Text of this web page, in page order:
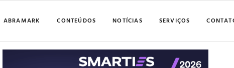
ABRAMARK CONTEÚDOS NOTÍCIAS SERVIÇOS